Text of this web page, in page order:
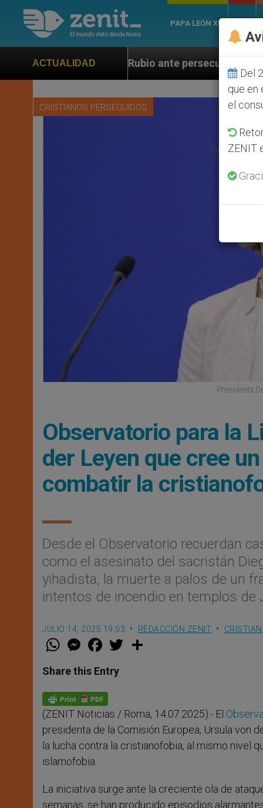
PAPA LEÓN XIV
ACTUALIDAD
ante persecución de colonos judíos que afecta
CRISTIANOS PERSEGUIDOS
Presidenta
Observatorio para la
der Leyen que cree
combatir la
Desde el Observatorio recuerdan
como el asesinato del sacristán
yihadista, la muerte a palos de un
intentos de incendio en templos de
JULIO 14, 2025 19:03 REDACCIÓN ZENIT
W
t
s
p
p
M
e
s
e
g
e
r
F
a
e
b
o
k
w
Share this Entry
(ZENIT Noticias / Roma, 14.07.2025).- El
presidenta de la Comisión Europea, Ursula von
la lucha contra la cristianofobia, al mismo nivel
islamofobia.
La iniciativa surge ante la creciente ola de
semanas, se han producido episodios
Del
que en
el
ZENIT